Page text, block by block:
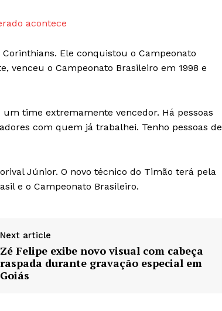
acontece
Ele conquistou o Campeonato
venceu o Campeonato Brasileiro em 1998 e
time extremamente vencedor. Há pessoas
com quem já trabalhei. Tenho pessoas de
Júnior. O novo técnico do Timão terá pela
e o Campeonato Brasileiro.
Next article
Zé Felipe exibe novo visual com cabeça
raspada durante gravação especial em
Goiás